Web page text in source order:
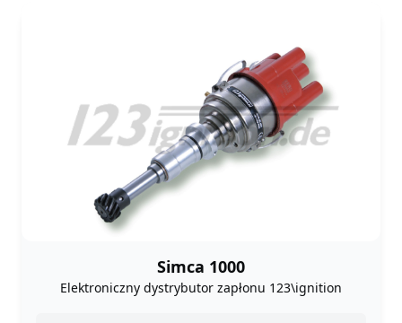
Simca 1000
Elektroniczny dystrybutor zapłonu 123\ignition